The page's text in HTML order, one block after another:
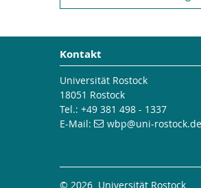
Kontakt
Universität Rostock
18051 Rostock
Tel.: +49 381 498 - 1337
E-Mail:
wbp@uni-rostock.de
© 2026 Universität Rostock